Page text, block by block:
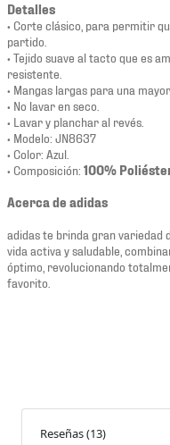
Detalles
• Corte clásico, para permitir
partido.
• Tejido suave al tacto que es
resistente.
• Mangas largas para una
• No lavar en seco.
• Lavar y planchar al revés.
• Modelo: JN8637
• Color: Azul.
• Composición: 100%
Acerca de adidas
adidas te brinda gran variedad
vida activa y saludable,
óptimo, revolucionando
favorito.
Reseñas(13)